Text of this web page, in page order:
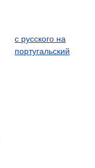
с русского на
португальский